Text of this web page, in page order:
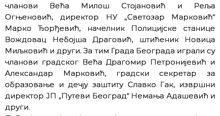
чланови Већа Милош Стојановић и Реља
Огњеновић, директор НУ „Светозар Марковић“
Марко Ђорђевић, начелник Полицијске станице
Вождовац Небојша Драговић, штићеник Новица
Миљковић и други. За тим Града Београда играли су
чланови градског Већа Драгомир Петронијевић и
Александар Мaрковић, градски секретар за
образовање и дечју заштиту Славко Гак, извршни
директор ЈП „Путеви Београд“ Немања Адашевић и
други.